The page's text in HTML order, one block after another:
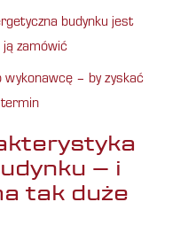
budynku jest
zamówić
– by zyskać
termin
– i
tak duże